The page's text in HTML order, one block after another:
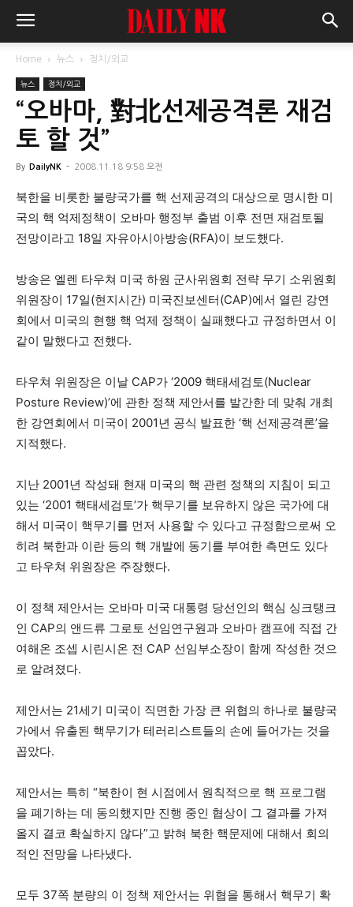
Home 뉴스 정치/외교
뉴스 정치/외교
“오바마, 對北선제공격론 재검
토 할 것”
By DailyNK - 2008.11.18 9:58 오전
북한을 비롯한 불량국가를 핵 선제공격의 대상으로 명시한 미
국의 핵 억제정책이 오바마 행정부 출범 이후 전면 재검토될
전망이라고 18일 자유아시아방송(RFA)이 보도했다.
방송은 엘렌 타우쳐 미국 하원 군사위원회 전략 무기 소위원회
위원장이 17일(현지시간) 미국진보센터(CAP)에서 열린 강연
회에서 미국의 현행 핵 억제 정책이 실패했다고 규정하면서 이
같이 말했다고 전했다.
타우쳐 위원장은 이날 CAP가 ‘2009 핵태세검토(Nuclear
Posture Review)’에 관한 정책 제안서를 발간한 데 맞춰 개최
한 강연회에서 미국이 2001년 공식 발표한 ‘핵 선제공격론’을
지적했다.
지난 2001년 작성돼 현재 미국의 핵 관련 정책의 지침이 되고
있는 ‘2001 핵태세검토’가 핵무기를 보유하지 않은 국가에 대
해서 미국이 핵무기를 먼저 사용할 수 있다고 규정함으로써 오
히려 북한과 이란 등의 핵 개발에 동기를 부여한 측면도 있다
고 타우쳐 위원장은 주장했다.
이 정책 제안서는 오바마 미국 대통령 당선인의 핵심 싱크탱크
인 CAP의 앤드류 그로토 선임연구원과 오바마 캠프에 직접 간
여해온 조셉 시린시온 전 CAP 선임부소장이 함께 작성한 것으
로 알려졌다.
제안서는 21세기 미국이 직면한 가장 큰 위협의 하나로 불량국
가에서 유출된 핵무기가 테러리스트들의 손에 들어가는 것을
꼽았다.
제안서는 특히 “북한이 현 시점에서 원칙적으로 핵 프로그램
을 폐기하는 데 동의했지만 진행 중인 협상이 그 결과를 가져
올지 결코 확실하지 않다”고 밝혀 북한 핵문제에 대해서 회의
적인 전망을 나타냈다.
모두 37쪽 분량의 이 정책 제안서는 위협을 통해서 핵무기 확